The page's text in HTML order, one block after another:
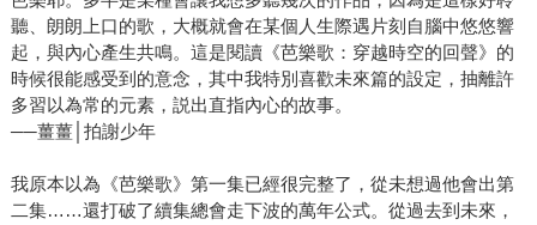
聽、朗朗上口的歌，大概就會在某個人生際遇片刻自腦中悠悠響
起，與內心產生共鳴。這是閱讀《芭樂歌：穿越時空的回聲》的
時候很能感受到的意念，其中我特別喜歡未來篇的設定，抽離許
多習以為常的元素，説出直指內心的故事。
──薑薑│拍謝少年
我原本以為《芭樂歌》第一集已經很完整了，從未想過他會出第
二集……還打破了續集總會走下波的萬年公式。從過去到未來，